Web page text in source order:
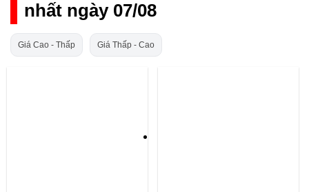
nhất ngày 07/08
Giá Cao - Thấp Giá Thấp - Cao